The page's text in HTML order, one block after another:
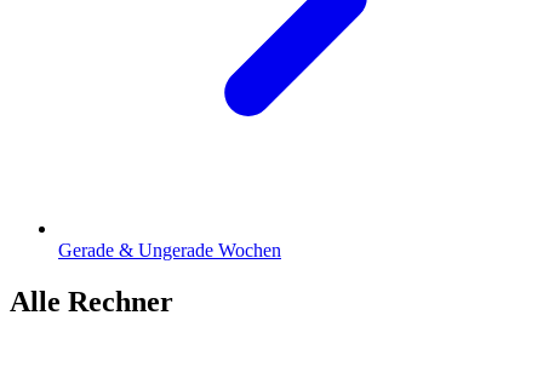
Gerade & Ungerade Wochen
Alle Rechner